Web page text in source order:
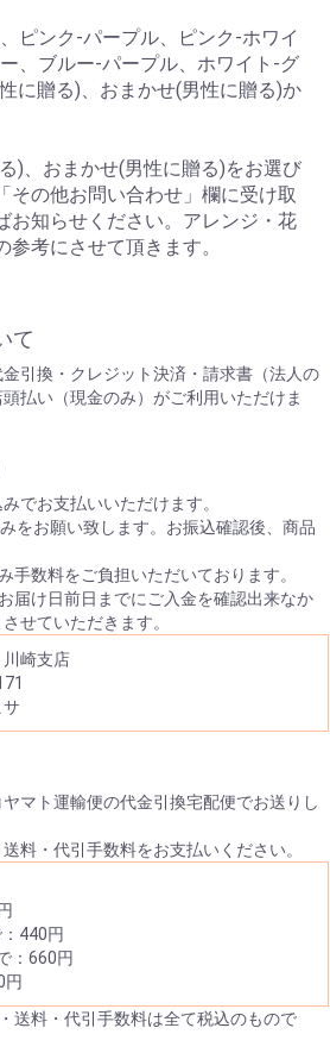
ピンク-パープル、ピンク-ホワイ
、ブルー-パープル、ホワイト-グ
に贈る)、おまかせ(男性に贈る)か
)、おまかせ(男性に贈る)をお選び
その他お問い合わせ」欄に受け取
お知らせください。アレンジ・花
考にさせて頂きます。
て
引換・クレジット決済・請求書（法人の
払い（現金のみ）がご利用いただけま
でお支払いいただけます。
をお願い致します。お振込確認後、商品
手数料をご負担いただいております。
届け日前日までにご入金を確認出来なか
せていただきます。
崎支店
マト運輸便の代金引換宅配便でお送りし
料・代引手数料をお支払いください。
440円
：660円
円
送料・代引手数料は全て税込のもので